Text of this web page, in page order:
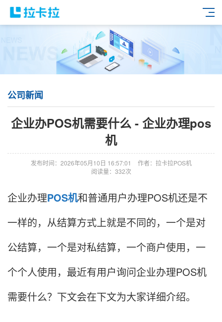
公司新闻
企业办POS机需要什么 - 企业办理pos
机
发布时间：2026年05月10日 16:57:01
作者：拉卡拉POS机
阅读量：332次
企业办理POS机和普通用户办理POS机还是不
一样的，从结算方式上就是不同的，一个是对
公结算，一个是对私结算，一个商户使用，一
个个人使用，最近有用户询问企业办理POS机
需要什么？下文会在下文为大家详细介绍。